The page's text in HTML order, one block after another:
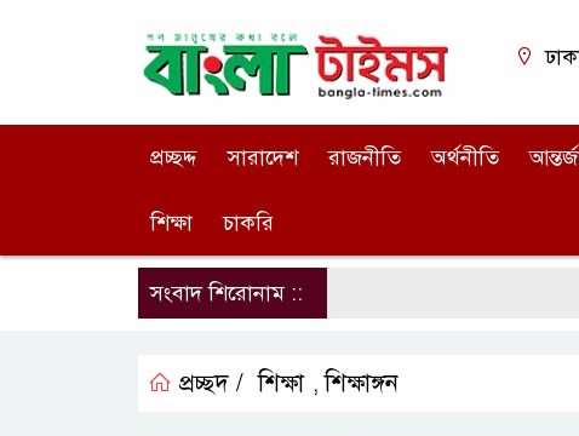
প্রচ্ছদ্দ সারাদেশ রাজনীতি অর্থনীতি
শিক্ষা চাকরি
সংবাদ শিরোনাম ::
প্রচ্ছদ / শিক্ষা ,শিক্ষাঙ্গন